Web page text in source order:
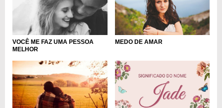
VOCÊ ME FAZ UMA PESSOA
MELHOR
MEDO DE AMAR